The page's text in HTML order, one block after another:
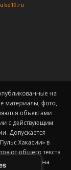
на
материалы, фото,
объектами
с действующим
Допускается
Хакасии» в
от общего текста
на